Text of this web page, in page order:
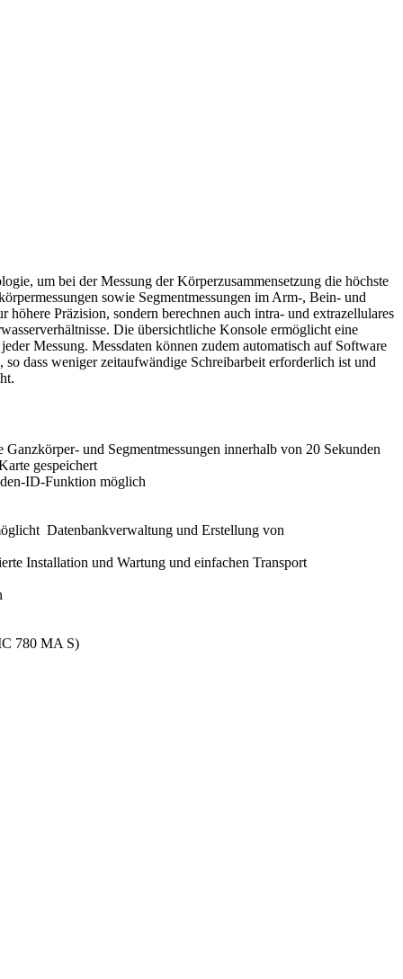
um bei der Messung der Körperzusammensetzung die höchste
sowie Segmentmessungen im Arm-, Bein- und
Präzision, sondern berechnen auch intra- und extrazellulares
Die übersichtliche Konsole ermöglicht eine
Messung. Messdaten können zudem automatisch auf Software
dass weniger zeitaufwändige Schreibarbeit erforderlich ist und
und Segmentmessungen innerhalb von 20 Sekunden
gespeichert
ID-Funktion möglich
Datenbankverwaltung und Erstellung von
Installation und Wartung und einfachen Transport
780 MA S)